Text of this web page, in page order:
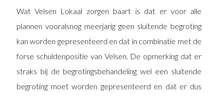
Wat Velsen Lokaal zorgen baart is dat er voor alle
plannen vooralsnog meerjarig geen sluitende begroting
kan worden gepresenteerd en dat in combinatie met de
forse schuldenpositie van Velsen. De opmerking dat er
straks bij de begrotingsbehandeling wel een sluitende
begroting moet worden gepresenteerd en dat er dus